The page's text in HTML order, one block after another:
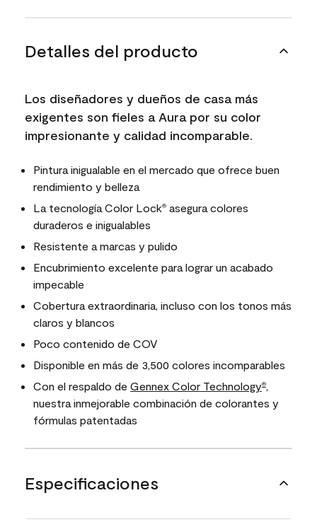
Detalles del producto
Los diseñadores y dueños de casa más
exigentes son fieles a Aura por su color
impresionante y calidad incomparable.
Pintura inigualable en el mercado que ofrece buen
rendimiento y belleza
La tecnología Color Lock® asegura colores
duraderos e inigualables
Resistente a marcas y pulido
Encubrimiento excelente para lograr un acabado
impecable
Cobertura extraordinaria, incluso con los tonos más
claros y blancos
Poco contenido de COV
Disponible en más de 3,500 colores incomparables
Con el respaldo de Gennex Color Technology®,
nuestra inmejorable combinación de colorantes y
fórmulas patentadas
Especificaciones